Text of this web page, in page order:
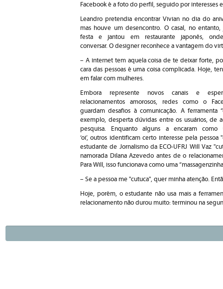
Facebook é a foto do perfil, seguido por interesses
Leandro pretendia encontrar Vivian no dia do
mas houve um desencontro. O casal, no
festa e jantou em restaurante japonês,
conversar. O designer reconhece a vantagem do
– A internet tem aquela coisa de te deixar forte,
cara das pessoas é uma coisa complicada. Hoje,
em falar com mulheres.
Embora represente novos canais e
relacionamentos amorosos, redes como o
guardam desafios à comunicação. A ferramenta
exemplo, desperta dúvidas entre os usuários, de
pesquisa. Enquanto alguns a encaram como
‘oi’, outros identificam certo interesse pela pessoa
estudante de Jornalismo da ECO-UFRJ Will Vaz
namorada Dilana Azevedo antes de o
Para Will, isso funcionava como uma
– Se a pessoa me "cutuca", quer minha atenção.
Hoje, porém, o estudante não usa mais a
relacionamento não durou muito: terminou na